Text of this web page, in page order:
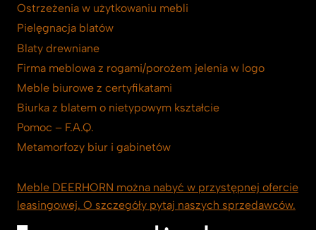
Ostrzeżenia w użytkowaniu mebli
Pielęgnacja blatów
Blaty drewniane
Firma meblowa z rogami/porożem jelenia w logo
Meble biurowe z certyfikatami
Biurka z blatem o nietypowym kształcie
Pomoc – F.A.Q.
Metamorfozy biur i gabinetów
Meble DEERHORN można nabyć w przystępnej ofercie
leasingowej. O szczegóły pytaj naszych sprzedawców.